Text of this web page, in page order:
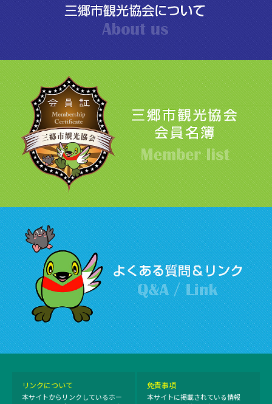
リンクについて
本サイトからリンクしているホー
免責事項
本サイトに掲載されている情報